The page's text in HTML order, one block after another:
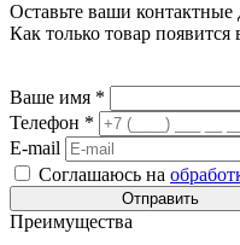
Оставьте ваши контактные
Как только товар
Ваше имя *
Телефон *
E-mail
Соглашаюсь на
Преимущества